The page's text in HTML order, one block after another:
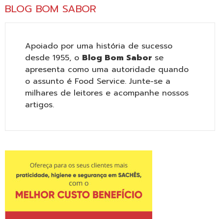
BLOG BOM SABOR
Apoiado por uma história de sucesso
desde 1955, o Blog Bom Sabor se
apresenta como uma autoridade quando
o assunto é Food Service. Junte-se a
milhares de leitores e acompanhe nossos
artigos.